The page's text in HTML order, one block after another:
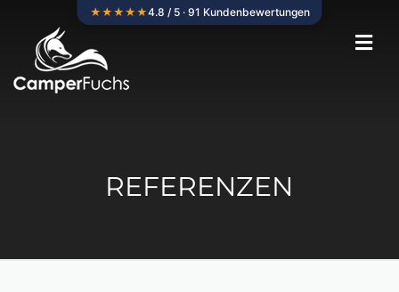
content
REFERENZEN
★★★★★4.8 / 5 · 91 Kundenbewertungen